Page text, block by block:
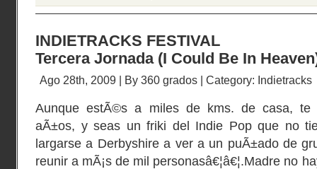
INDIETRACKS FESTIVAL
Tercera Jornada (I Could Be In
Ago 28th, 2009 | By 360 grados | Category: Indietracks
Aunque estÃ©s a miles de kms. de casa, te
aÃ±os, y seas un friki del Indie Pop que no
largarse a Derbyshire a ver a un puÃ±ado de
reunir a mÃ¡s de mil personasâ€¦â€¦.Madre no